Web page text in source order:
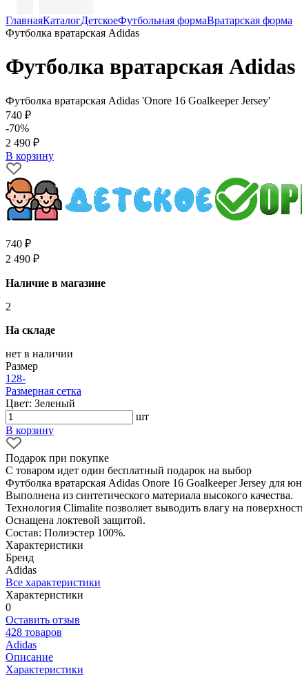
ГлавнаяКаталогДетскоеФутбольная формаВратарская форма
Футболка вратарская Adidas
Футболка вратарская Adidas
Футболка вратарская Adidas 'Onore 16 Goalkeeper Jersey'
740 ₽
-70%
2 490 ₽
В корзину
740 ₽
2 490 ₽
Наличие в магазине
2
На складе
нет в наличии
Размер
128-
Размерная сетка
Цвет: Зеленый
шт
В корзину
Подарок при покупке
С товаром идет один бесплатный подарок на выбор
Футболка вратарская Adidas Onore 16 Goalkeeper Jersey для
Выполнена из синтетического материала высокого качества.
Технология Climalite позволяет выводить влагу на
Оснащена локтевой защитой.
Состав: Полиэстер 100%.
Характеристики
Бренд
Adidas
Все характеристики
Характеристики
0
Оставить отзыв
428 товаров
Adidas
Описание
Характеристики